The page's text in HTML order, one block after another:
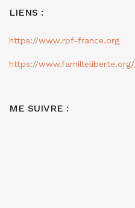
LIENS :
https://www.rpf-france.org
https://www.familleliberte.org/
ME SUIVRE :